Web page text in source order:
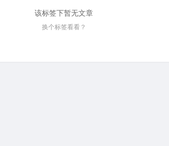
该标签下暂无文章
换个标签看看？